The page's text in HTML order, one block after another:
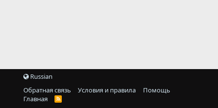
Russian
Обратная связь
Условия и правила
Помощь
Главная